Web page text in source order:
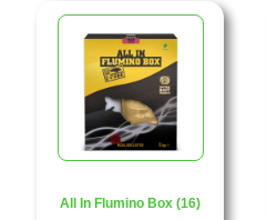
All In Flumino Box (16)